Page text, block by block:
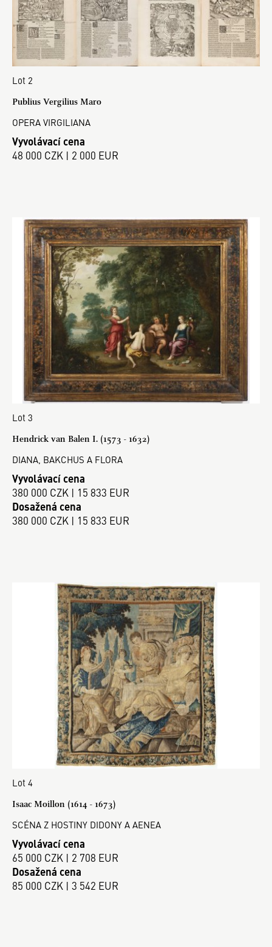
Lot 2
Publius Vergilius Maro
OPERA VIRGILIANA
Vyvolávací cena
48 000 CZK | 2 000 EUR
Lot 3
Hendrick van Balen I. (1573 - 1632)
DIANA, BAKCHUS A FLORA
Vyvolávací cena
380 000 CZK | 15 833 EUR
Dosažená cena
380 000 CZK | 15 833 EUR
Lot 4
Isaac Moillon (1614 - 1673)
SCÉNA Z HOSTINY DIDONY A AENEA
Vyvolávací cena
65 000 CZK | 2 708 EUR
Dosažená cena
85 000 CZK | 3 542 EUR